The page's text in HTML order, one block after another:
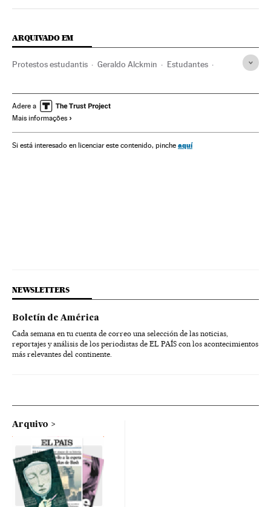
ARQUIVADO EM
Protestos estudantis Geraldo Alckmin Estudantes
Governos estaduais Administração Estado
Administração pública
Adere a
Mais informações
Si está interesado en licenciar este contenido, pinche aquí
NEWSLETTERS
Boletín de América
Cada semana en tu cuenta de correo una selección de las noticias,
reportajes y análisis de los periodistas de EL PAÍS con los acontecimientos
más relevantes del continente.
Arquivo